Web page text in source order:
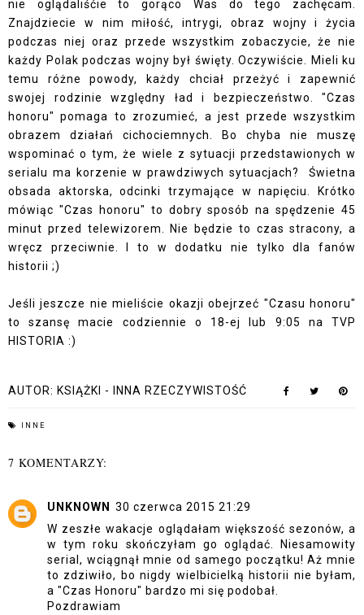
nie oglądaliśćie to gorąco Was do tego zachęcam.
Znajdziecie w nim miłość, intrygi, obraz wojny i życia
podczas niej oraz przede wszystkim zobaczycie, że nie
każdy Polak podczas wojny był święty. Oczywiście. Mieli ku
temu różne powody, każdy chciał przeżyć i zapewnić
swojej rodzinie względny ład i bezpieczeństwo. "Czas
honoru" pomaga to zrozumieć, a jest przede wszystkim
obrazem działań cichociemnych. Bo chyba nie muszę
wspominać o tym, że wiele z sytuacji przedstawionych w
serialu ma korzenie w prawdziwych sytuacjach? Świetna
obsada aktorska, odcinki trzymające w napięciu. Krótko
mówiąc "Czas honoru" to dobry sposób na spędzenie 45
minut przed telewizorem. Nie będzie to czas stracony, a
wręcz przeciwnie. I to w dodatku nie tylko dla fanów
historii ;)
Jeśli jeszcze nie mieliście okazji obejrzeć "Czasu honoru"
to szansę macie codziennie o 18-ej lub 9:05 na TVP
HISTORIA :)
AUTOR: KSIĄŻKI - INNA RZECZYWISTOŚĆ
INNE
7 KOMENTARZY:
UNKNOWN
30 czerwca 2015 21:29
W zeszłe wakacje oglądałam większość sezonów, a
w tym roku skończyłam go oglądać. Niesamowity
serial, wciągnął mnie od samego początku! Aż mnie
to zdziwiło, bo nigdy wielbicielką historii nie byłam,
a "Czas Honoru" bardzo mi się podobał.
Pozdrawiam